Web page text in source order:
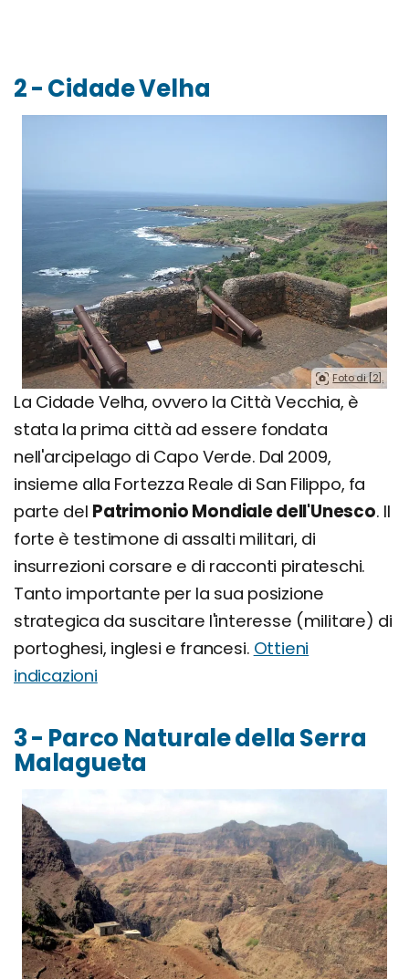
2 - Cidade Velha
Foto di [2].
La Cidade Velha, ovvero la Città Vecchia, è
stata la prima città ad essere fondata
nell'arcipelago di Capo Verde. Dal 2009,
insieme alla Fortezza Reale di San Filippo, fa
parte del Patrimonio Mondiale dell'Unesco. Il
forte è testimone di assalti militari, di
insurrezioni corsare e di racconti pirateschi.
Tanto importante per la sua posizione
strategica da suscitare l'interesse (militare) di
portoghesi, inglesi e francesi. Ottieni
indicazioni
3 - Parco Naturale della Serra
Malagueta